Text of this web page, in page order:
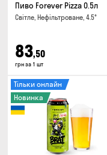
Пиво Forever Pizza 0.5л
Світле, Нефільтроване, 4.5°
83,50
грн за 1 шт
Тільки онлайн
Новинка